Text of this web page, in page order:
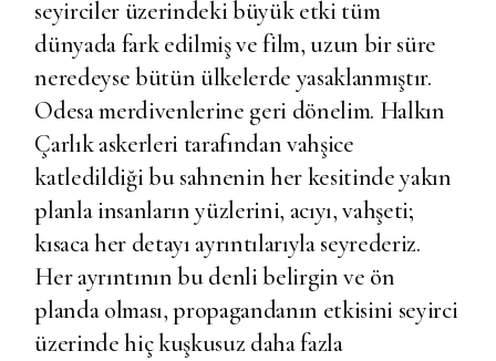
seyirciler üzerindeki büyük etki tüm
dünyada fark edilmiş ve film, uzun bir süre
neredeyse bütün ülkelerde yasaklanmıştır.
Odesa merdivenlerine geri dönelim. Halkın
Çarlık askerleri tarafından vahşice
katledildiği bu sahnenin her kesitinde yakın
planla insanların yüzlerini, acıyı, vahşeti;
kısaca her detayı ayrıntılarıyla seyrederiz.
Her ayrıntının bu denli belirgin ve ön
planda olması, propagandanın etkisini seyirci
üzerinde hiç kuşkusuz daha fazla